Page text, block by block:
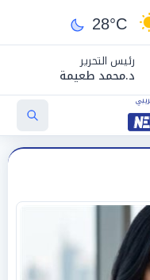
28°C
رئيس التحرير
د.محمد طعيمة